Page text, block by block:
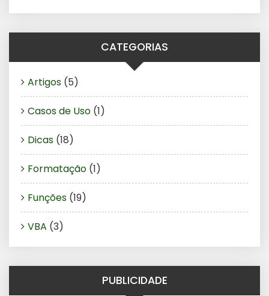
CATEGORIAS
Artigos (5)
Casos de Uso (1)
Dicas (18)
Formatação (1)
Funções (19)
VBA (3)
PUBLICIDADE